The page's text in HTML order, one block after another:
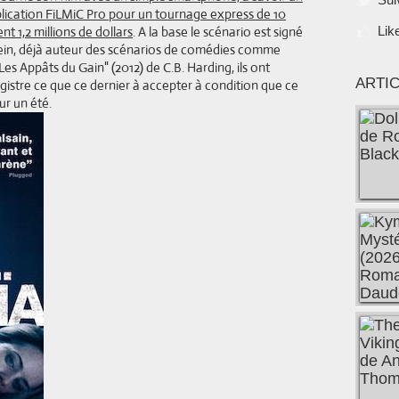
FiLMiC Pro pour un tournage express de 10
1,2 millions de dollars. A la base le scénario est signé
déjà auteur des scénarios de comédies comme
Appâts du Gain" (2012) de C.B. Harding, ils ont
ce que ce dernier à accepter à condition que ce
un été.